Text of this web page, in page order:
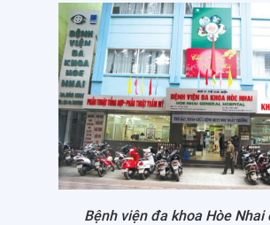
Bệnh viện đa khoa Hòe Nhai